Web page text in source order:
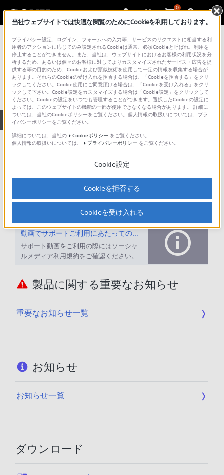
0
総合サポート・お問い合わせ Walkman A シリーズ
NW-A828
全て ダウンロード 取扱説明書 Q&A
製品に関する重要なお知らせ
お知らせ
ご意見箱 ／改善事例紹介
動画でサポートご利用にあたってのお願い
サポート動画をご利用の際にはソーシャ
ルメディア利用規約をご確認ください。
製品に関する重要なお知らせ
重要なお知らせ一覧
お知らせ
お知らせ一覧
ダウンロード
当社ウェブサイトでは快適な閲覧のためにCookieを利用しております。
プライバシー設定、ログイン、フォームへの入力等、サービスのリクエストに相当する利
用者のアクションに応じてのみ設定されるCookieは通常、必須Cookieと呼ばれ、利用を
停止することができません。また、当社は、ウェブサイトにおけるお客様の利用状況を分
析するため、あるいは個々のお客様に対してよりカスタマイズされたサービス・広告を提
供する等の目的のため、Cookieおよび類似技術を使用して一定の情報を収集する場合が
あります。それらのCookieの受け入れを拒否する場合は、「Cookieを拒否する」をクリ
ックしてください。Cookie使用にご同意頂ける場合は、「Cookieを受け入れる」をクリ
ックして下さい。Cookie設定をカスタマイズする場合は「Cookie設定」をクリックして
ください。Cookieの設定をいつでも管理することができます。選択したCookieの設定に
よっては、このウェブサイトの機能の一部が使用できなくなる場合があります。 詳細に
ついては、当社のCookieポリシーをご覧ください。個人情報の取扱いについては、プラ
イバシーポリシーをご覧ください。
詳細については、当社の
Cookieポリシー をご覧ください。
個人情報の取扱いについては、
プライバシーポリシー をご覧ください。
Cookie設定
Cookieを拒否する
Cookieを受け入れる